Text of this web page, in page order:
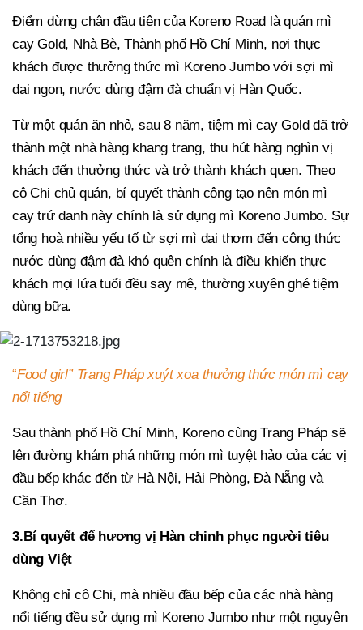
Điểm dừng chân đầu tiên của Koreno Road là quán mì
cay Gold, Nhà Bè, Thành phố Hồ Chí Minh, nơi thực
khách được thưởng thức mì Koreno Jumbo với sợi mì
dai ngon, nước dùng đậm đà chuẩn vị Hàn Quốc.
Từ một quán ăn nhỏ, sau 8 năm, tiệm mì cay Gold đã trở
thành một nhà hàng khang trang, thu hút hàng nghìn vị
khách đến thưởng thức và trở thành khách quen. Theo
cô Chi chủ quán, bí quyết thành công tạo nên món mì
cay trứ danh này chính là sử dụng mì Koreno Jumbo. Sự
tổng hoà nhiều yếu tố từ sợi mì dai thơm đến công thức
nước dùng đậm đà khó quên chính là điều khiến thực
khách mọi lứa tuổi đều say mê, thường xuyên ghé tiệm
dùng bữa.
“Food girl” Trang Pháp xuýt xoa thưởng thức món mì cay
nổi tiếng
Sau thành phố Hồ Chí Minh, Koreno cùng Trang Pháp sẽ
lên đường khám phá những món mì tuyệt hảo của các vị
đầu bếp khác đến từ Hà Nội, Hải Phòng, Đà Nẵng và
Cần Thơ.
3.Bí quyết để hương vị Hàn chinh phục người tiêu
dùng Việt
Không chỉ cô Chi, mà nhiều đầu bếp của các nhà hàng
nổi tiếng đều sử dụng mì Koreno Jumbo như một nguyên